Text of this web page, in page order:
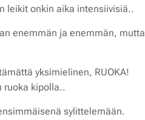
leikit onkin aika intensiivisiä..
enemmän ja enemmän, mutta
yksimielinen, RUOKA!
ruoka kipolla..
sylittelemään.